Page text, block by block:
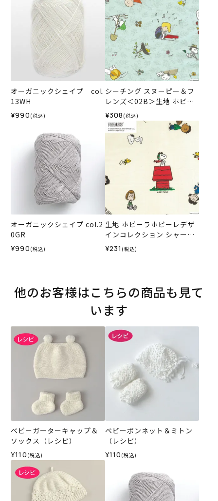
オーガニックシェイプ col.
13WH
¥990 (税込)
シーチング スヌーピー＆フ
レンズ＜02B＞生地 ホビー
ラホビーレデザインコレク
ション
¥308 (税込)
オーガニックシェイプ col.2
0GR
¥990 (税込)
生地 ホビーラホビーレデザ
インコレクション シャーチ
ング スヌーピーと友達＜01I
¥231 (税込)
他のお客様はこちらの商品も見て
います
ベビーガーターキャップ＆
ソックス（レシピ）
¥110 (税込)
ベビーボンネット＆ミトン
（レシピ）
¥110 (税込)